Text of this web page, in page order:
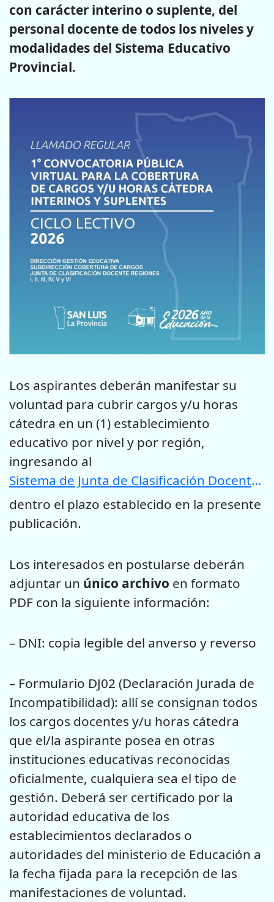
con carácter interino o suplente, del
personal docente de todos los niveles y
modalidades del Sistema Educativo
Provincial.
Los aspirantes deberán manifestar su
voluntad para cubrir cargos y/u horas
cátedra en un (1) establecimiento
educativo por nivel y por región,
ingresando al
Sistema de Junta de Clasificación Docente de la Provincia de San Luis
dentro el plazo establecido en la presente
publicación.
Los interesados en postularse deberán
adjuntar un único archivo en formato
PDF con la siguiente información:
– DNI: copia legible del anverso y reverso
– Formulario DJ02 (Declaración Jurada de
Incompatibilidad): allí se consignan todos
los cargos docentes y/u horas cátedra
que el/la aspirante posea en otras
instituciones educativas reconocidas
oficialmente, cualquiera sea el tipo de
gestión. Deberá ser certificado por la
autoridad educativa de los
establecimientos declarados o
autoridades del ministerio de Educación a
la fecha fijada para la recepción de las
manifestaciones de voluntad.